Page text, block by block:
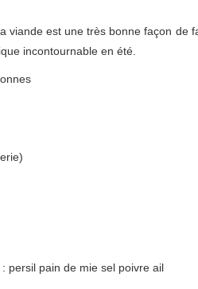
viande est une très bonne façon
incontournable en été.
persil pain de mie sel poivre ail